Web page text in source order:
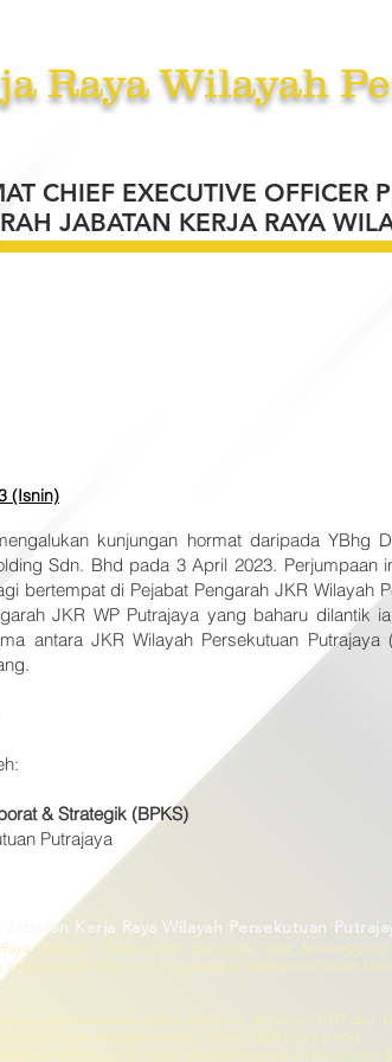
Raya Wilayah
CHIEF EXECUTIVE OFFICER
JABATAN KERJA RAYA
(Isnin)
kunjungan hormat daripada YBhg
Sdn. Bhd pada 3 April 2023.
bertempat di Pejabat Pengarah JKR Wilayah
JKR WP Putrajaya yang baharu dilantik
antara JKR Wilayah Persekutuan
& Strategik (BPKS)
Putrajaya
Kerja Raya Wilayah Persekutuan
Wilayah Persekutuan Putrajaya tidak
dialami kerana menggunakan maklumat dalam
versi terbaru untuk Internet Explorer 10.0 dan
Chrome dengan resolusi 1280 X 800 dan ke atas.
Putrajaya ini telah dilancarkan pada 24 November